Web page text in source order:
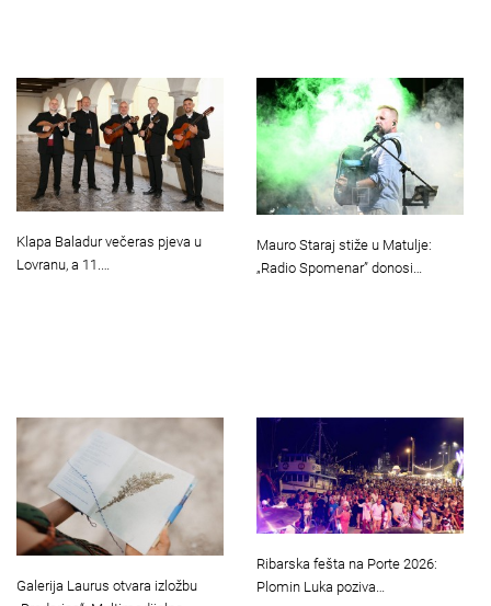
Klapa Baladur večeras pjeva u
Lovranu, a 11.…
Mauro Staraj stiže u Matulje:
„Radio Spomenar” donosi…
Galerija Laurus otvara izložbu
Ribarska fešta na Porte 2026:
Plomin Luka poziva…